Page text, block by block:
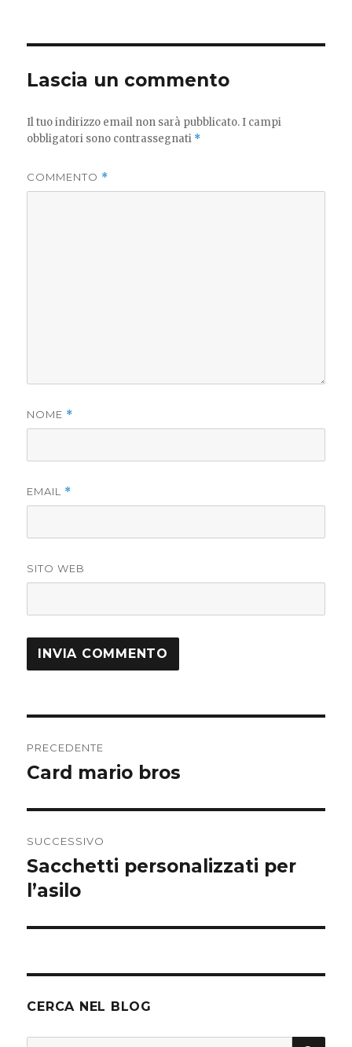
Lascia un commento
Il tuo indirizzo email non sarà pubblicato. I campi
obbligatori sono contrassegnati *
COMMENTO *
NOME *
EMAIL *
SITO WEB
articoli
PRECEDENTE
Articolo
Card mario bros
SUCCESSIVO
Articolo
successivo:
Sacchetti personalizzati per
l’asilo
CERCA NEL BLOG